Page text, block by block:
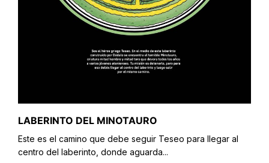
LABERINTO DEL MINOTAURO
Este es el camino que debe seguir Teseo para llegar al
centro del laberinto, donde aguarda...